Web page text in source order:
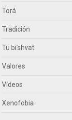
Torá
Tradición
Tu bi'shvat
Valores
Vídeos
Xenofobia